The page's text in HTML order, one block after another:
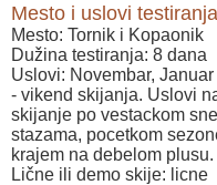
Mesto i uslovi testiranja
Mesto: Tornik i Kopaonik
Dužina testiranja: 8 dana
Uslovi: Novembar,
- vikend skijanja. Uslovi
skijanje po vestackom
stazama, pocetkom
krajem na debelom plusu.
Lične ili demo skije: licne